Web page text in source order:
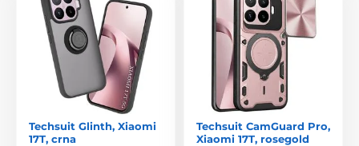
Techsuit Glinth, Xiaomi
17T, crna
Techsuit CamGuard Pro,
Xiaomi 17T, rosegold